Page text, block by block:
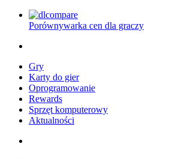
Porównywarka cen dla graczy
Gry
Karty do gier
Oprogramowanie
Rewards
Sprzęt komputerowy
Aktualności